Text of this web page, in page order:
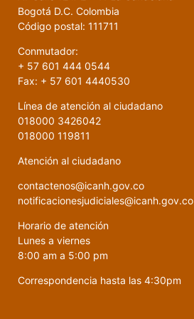
Bogotá D.C. Colombia
Código postal: 111711
Conmutador:
+ 57 601 444 0544
Fax: + 57 601 4440530
Línea de atención al ciudadano
018000 3426042
018000 119811
Atención al ciudadano
contactenos@icanh.gov.co
notificacionesjudiciales@icanh.gov.co
Horario de atención
Lunes a viernes
8:00 am a 5:00 pm
Correspondencia hasta las 4:30pm